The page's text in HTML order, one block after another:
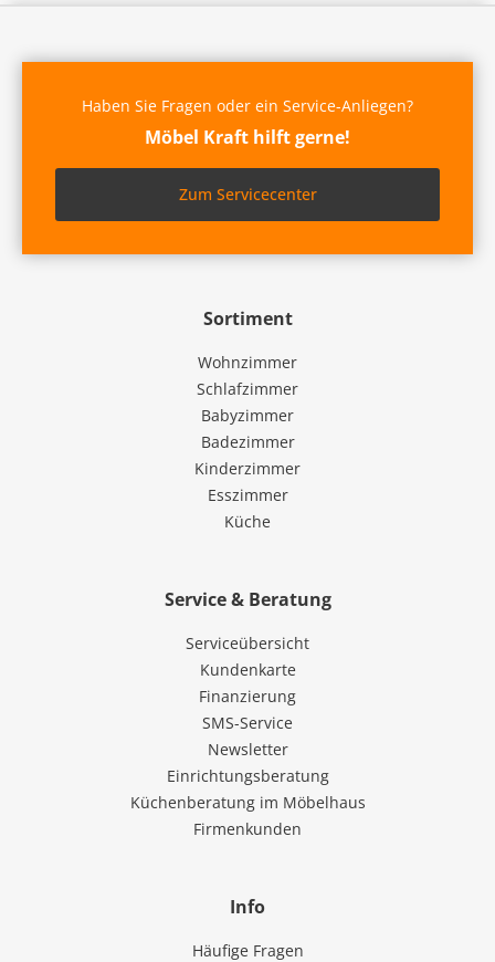
Sortiment
Wohnzimmer
Schlafzimmer
Babyzimmer
Badezimmer
Kinderzimmer
Esszimmer
Küche
Service & Beratung
Serviceübersicht
Kundenkarte
Finanzierung
SMS-Service
Newsletter
Einrichtungsberatung
Küchenberatung im Möbelhaus
Firmenkunden
Info
Häufige Fragen
Haben Sie Fragen oder ein Service-Anliegen?
Möbel Kraft hilft gerne!
Zum Servicecenter